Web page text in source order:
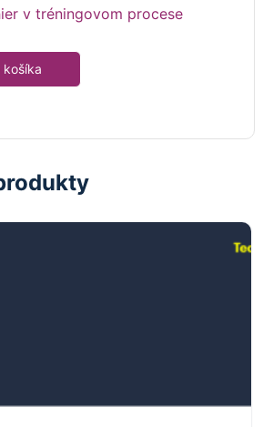
v tréningovom procese
košíka